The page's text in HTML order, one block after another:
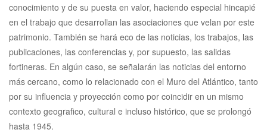
conocimiento y de su puesta en valor, haciendo especial hincapié
en el trabajo que desarrollan las asociaciones que velan por este
patrimonio. También se hará eco de las noticias, los trabajos, las
publicaciones, las conferencias y, por supuesto, las salidas
fortineras. En algún caso, se señalarán las noticias del entorno
más cercano, como lo relacionado con el Muro del Atlántico, tanto
por su influencia y proyección como por coincidir en un mismo
contexto geografico, cultural e incluso histórico, que se prolongó
hasta 1945.